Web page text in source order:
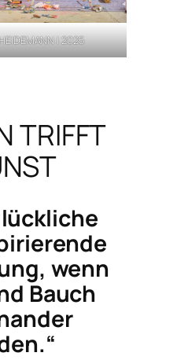
| 2025
TRIFFT
wenn
Bauch